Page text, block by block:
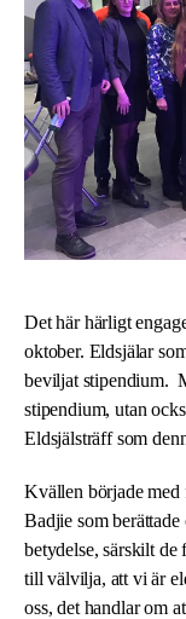
Det här härligt
oktober. Eldsjälar
beviljat stipendium.
stipendium, utan
Eldsjälsträff som
Kvällen började med
Badjie som
betydelse, särskilt
till välvilja, att vi är
oss, det handlar om